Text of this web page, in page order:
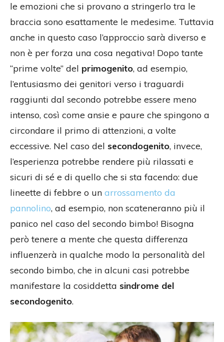
le emozioni che si provano a stringerlo tra le
braccia sono esattamente le medesime. Tuttavia
anche in questo caso l’approccio sarà diverso e
non è per forza una cosa negativa! Dopo tante
“prime volte” del primogenito, ad esempio,
l’entusiasmo dei genitori verso i traguardi
raggiunti dal secondo potrebbe essere meno
intenso, così come ansie e paure che spingono a
circondare il primo di attenzioni, a volte
eccessive. Nel caso del secondogenito, invece,
l’esperienza potrebbe rendere più rilassati e
sicuri di sé e di quello che si sta facendo: due
lineette di febbre o un arrossamento da
pannolino, ad esempio, non scateneranno più il
panico nel caso del secondo bimbo! Bisogna
però tenere a mente che questa differenza
influenzerà in qualche modo la personalità del
secondo bimbo, che in alcuni casi potrebbe
manifestare la cosiddetta sindrome del
secondogenito.